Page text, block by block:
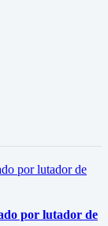
por lutador de